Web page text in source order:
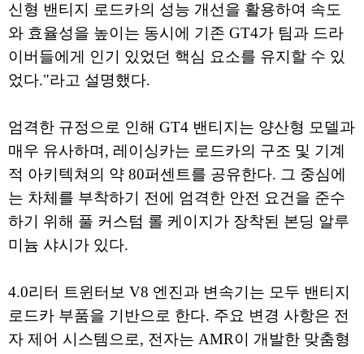
신형 밴티지 로드카의 성능 개선을 활용하여 속도
와 효율성을 높이는 동시에 기존 GT4가 팀과 드라
이버들에게 인기 있었던 핵심 요소를 유지할 수 있
었다."라고 설명했다.
엄격한 규정으로 인해 GT4 밴티지는 양산형 모델과
매우 유사하며, 레이싱카는 로드카의 구조 및 기계
적 아키텍쳐의 약 80퍼센트를 공유한다. 그 중심에
는 차체를 부착하기 전에 엄격한 안전 요건을 준수
하기 위해 풀 커스텀 롤 케이지가 장착된 본딩 알루
미늄 샤시가 있다.
4.0리터 트윈터보 V8 엔진과 변속기는 모두 밴티지
로드카 부품을 기반으로 한다. 주요 변경 사항은 전
자 제어 시스템으로, 전자는 AMR이 개발한 맞춤형